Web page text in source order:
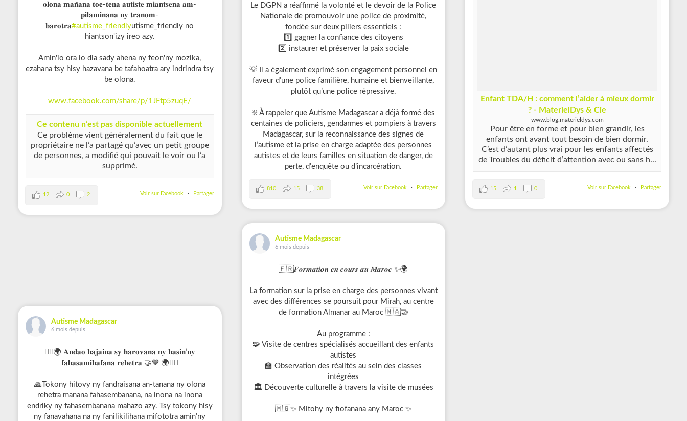
𝐨𝐥𝐨𝐧𝐚 𝐦𝐚𝐧̃𝐚𝐧𝐚 𝐭𝐨𝐞-𝐭𝐞𝐧𝐚 𝐚𝐮𝐭𝐢𝐬𝐭𝐞 𝐦𝐢𝐚𝐧𝐭𝐬𝐞𝐧𝐚 𝐚𝐦-
𝐩𝐢𝐥𝐚𝐦𝐢𝐧𝐚𝐧𝐚 𝐧𝐲 𝐭𝐫𝐚𝐧𝐨𝐦-
𝐛𝐚𝐫𝐨𝐭𝐫𝐚#autisme_friendlyutisme_friendly no
hiantson'izy ireo azy.
Amin'io ora io dia sady ahena ny feon'ny mozika,
ezahana tsy hisy hazavana be tafahoatra ary indrindra tsy
be olona.
www.facebook.com/share/p/1JFtp5zuqE/
Ce contenu n’est pas disponible actuellement
Ce problème vient généralement du fait que le
propriétaire ne l’a partagé qu’avec un petit groupe
de personnes, a modifié qui pouvait le voir ou l’a
supprimé.
Voir sur Facebook · Partager
12 0 2
Le DGPN a réaffirmé la volonté et le devoir de la Police
Nationale de promouvoir une police de proximité,
fondée sur deux piliers essentiels :
1️⃣ gagner la confiance des citoyens
2️⃣ instaurer et préserver la paix sociale
💡 Il a également exprimé son engagement personnel en
faveur d’une police familière, humaine et bienveillante,
plutôt qu’une police répressive.
❇️ À rappeler que Autisme Madagascar a déjà formé des
centaines de policiers, gendarmes et pompiers à travers
Madagascar, sur la reconnaissance des signes de
l’autisme et la prise en charge adaptée des personnes
autistes et de leurs familles en situation de danger, de
perte, d’enquête ou d’incarcération.
Voir sur Facebook · Partager
810 15 38
Enfant TDA/H : comment l’aider à mieux dormir
? - MaterielDys & Cie
www.blog.materieldys.com
Pour être en forme et pour bien grandir, les
enfants ont avant tout besoin de bien dormir.
C’est d’autant plus vrai pour les enfants affectés
de Troubles du déficit d’attention avec ou sans h...
Voir sur Facebook · Partager
15 1 0
Autisme Madagascar
6 mois depuis
✊🏽🌍 𝐀𝐧𝐝𝐚𝐨 𝐡𝐚𝐣𝐚𝐢𝐧𝐚 𝐬𝐲 𝐡𝐚𝐫𝐨𝐯𝐚𝐧𝐚 𝐧𝐲 𝐡𝐚𝐬𝐢𝐧’𝐧𝐲
𝐟𝐚𝐡𝐚𝐬𝐚𝐦𝐢𝐡𝐚𝐟𝐚𝐧𝐚 𝐫𝐞𝐡𝐞𝐭𝐫𝐚 🤝💙 🌍✊🏽
🙏Tokony hitovy ny fandraisana an-tanana ny olona
rehetra manana fahasembanana, na inona na inona
endriky ny fahasembanana mahazo azy. Tsy tokony hisy
ny fanavahana na ny fanilikilihana mifototra amin’ny
Autisme Madagascar
6 mois depuis
🇫🇷𝑭𝒐𝒓𝒎𝒂𝒕𝒊𝒐𝒏 𝒆𝒏 𝒄𝒐𝒖𝒓𝒔 𝒂𝒖 𝑴𝒂𝒓𝒐𝒄 ✨🌍
La formation sur la prise en charge des personnes vivant
avec des différences se poursuit pour Mirah, au centre
de formation Almanar au Maroc 🇲🇦🤝
Au programme :
🧩 Visite de centres spécialisés accueillant des enfants
autistes
🏫 Observation des réalités au sein des classes
intégrées
🏛️ Découverte culturelle à travers la visite de musées
🇲🇬✨ Mitohy ny fiofanana any Maroc ✨